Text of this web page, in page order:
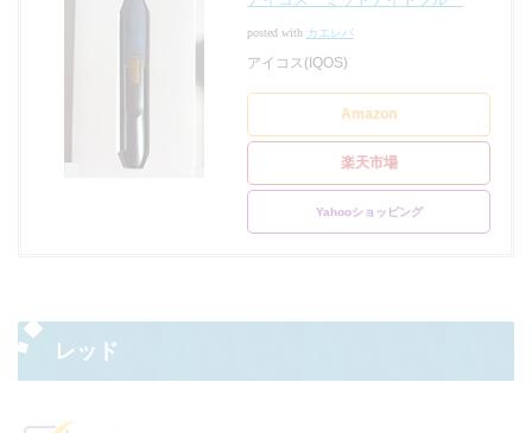
posted with カエレバ
アイコス(IQOS)
Amazon
楽天市場
Yahooショッピング
レッド